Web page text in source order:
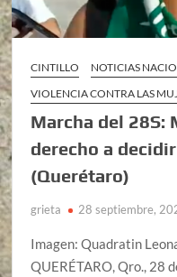
CINTILLO NOTICIAS
VIOLENCIA CONTRA LAS
Marcha del 28S:
derecho a
(Querétaro)
grieta 28 septiembre,
Imagen: Quadratin
QUERÉTARO, Qro., 28